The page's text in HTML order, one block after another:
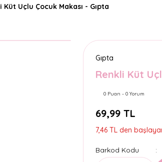
Küt Uçlu Çocuk Makası - Gıpta
Gıpta
Renkli Küt
0 Puan - 0 Yorum
69,99 TL
7,46 TL den
Barkod Kodu